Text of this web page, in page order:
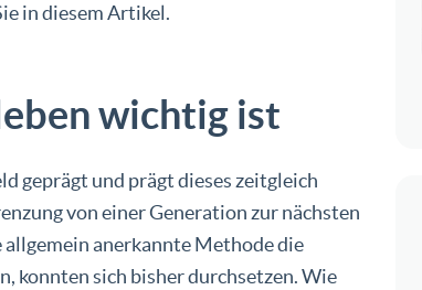
in diesem Artikel.
wichtig ist
geprägt und prägt dieses zeitgleich
von einer Generation zur nächsten
anerkannte Methode die
konnten sich bisher durchsetzen. Wie